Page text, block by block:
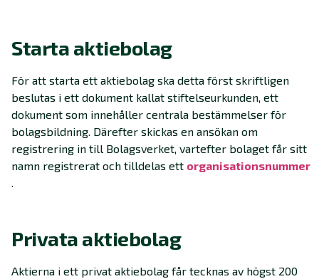
Starta aktiebolag
För att starta ett aktiebolag ska detta först skriftligen
beslutas i ett dokument kallat stiftelseurkunden, ett
dokument som innehåller centrala bestämmelser för
bolagsbildning. Därefter skickas en ansökan om
registrering in till Bolagsverket, vartefter bolaget får sitt
namn registrerat och tilldelas ett organisationsnummer
.
Privata aktiebolag
Aktierna i ett privat aktiebolag får tecknas av högst 200